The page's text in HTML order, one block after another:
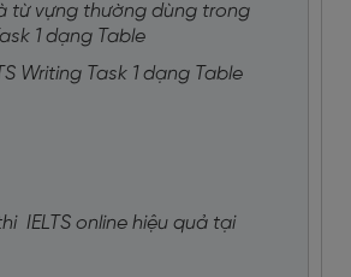
từ vựng thường dùng trong
1 dạng Table
Writing Task 1 dạng Table
IELTS online hiệu quả tại